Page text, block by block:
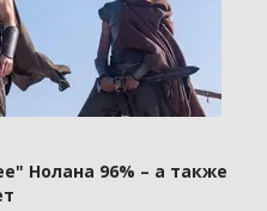
Нолана 96% – а также